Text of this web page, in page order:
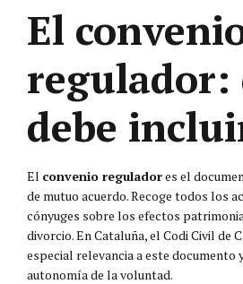
El
regulador:
debe
El convenio reguladores el
de mutuo acuerdo. Recoge todos los
cónyuges sobre los efectos
divorcio. En Cataluña, el Codi Civil de
especial relevancia a este documento
autonomía de la voluntad.